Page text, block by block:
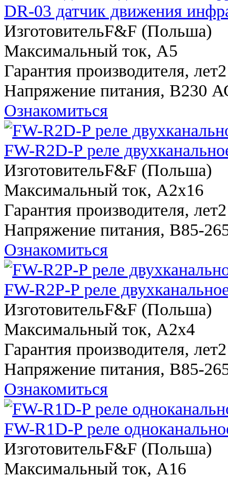
DR-03 датчик движения
ИзготовительF&F (Польша)
Максимальный ток, A5
Гарантия производителя, лет2
Напряжение питания, В230
Ознакомиться
FW-R2D-P реле
ИзготовительF&F (Польша)
Максимальный ток, A2х16
Гарантия производителя, лет2
Напряжение питания, В85-
Ознакомиться
FW-R2P-P реле
ИзготовительF&F (Польша)
Максимальный ток, A2x4
Гарантия производителя, лет2
Напряжение питания, В85-
Ознакомиться
FW-R1D-P реле
ИзготовительF&F (Польша)
Максимальный ток, A16